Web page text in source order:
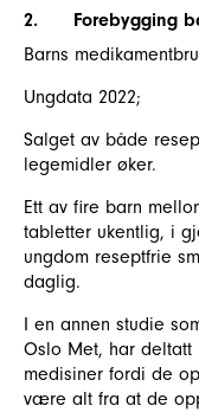
2. Forebygging
Barns
Ungdata 2022;
Salget av både
legemidler øker.
Ett av fire barn
tabletter ukentlig, i
ungdom reseptfrie
daglig.
I en annen studie
Oslo Met, har
medisiner fordi de
være alt fra at de